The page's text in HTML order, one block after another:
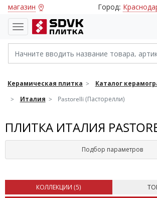
магазин Город:
Керамическая плитка
Каталог
Италия
Pastorelli (Пасторелли)
ПЛИТКА ИТАЛИЯ
Подбор параметров
КОЛЛЕКЦИИ (5)